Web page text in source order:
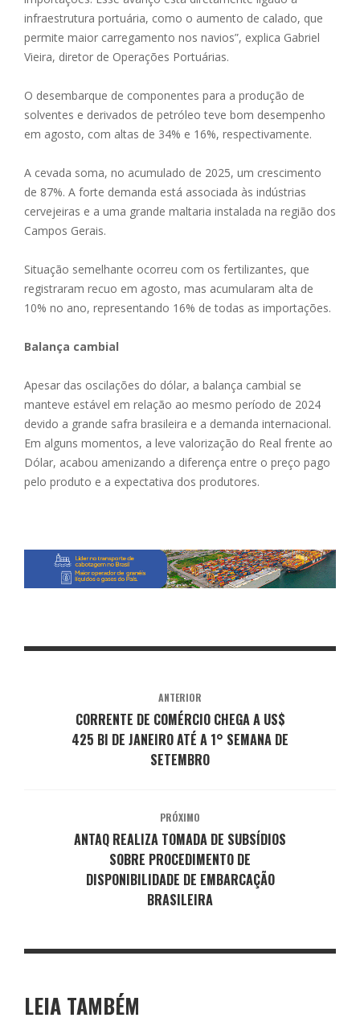
infraestrutura portuária, como o aumento de calado, que
permite maior carregamento nos navios”, explica Gabriel
Vieira, diretor de Operações Portuárias.
O desembarque de componentes para a produção de
solventes e derivados de petróleo teve bom desempenho
em agosto, com altas de 34% e 16%, respectivamente.
A cevada soma, no acumulado de 2025, um crescimento
de 87%. A forte demanda está associada às indústrias
cervejeiras e a uma grande maltaria instalada na região dos
Campos Gerais.
Situação semelhante ocorreu com os fertilizantes, que
registraram recuo em agosto, mas acumularam alta de
10% no ano, representando 16% de todas as importações.
Balança cambial
Apesar das oscilações do dólar, a balança cambial se
manteve estável em relação ao mesmo período de 2024
devido a grande safra brasileira e a demanda internacional.
Em alguns momentos, a leve valorização do Real frente ao
Dólar, acabou amenizando a diferença entre o preço pago
pelo produto e a expectativa dos produtores.
ANTERIOR
CORRENTE DE COMÉRCIO CHEGA A US$
425 BI DE JANEIRO ATÉ A 1° SEMANA DE
SETEMBRO
PRÓXIMO
ANTAQ REALIZA TOMADA DE SUBSÍDIOS
SOBRE PROCEDIMENTO DE
DISPONIBILIDADE DE EMBARCAÇÃO
BRASILEIRA
LEIA TAMBÉM